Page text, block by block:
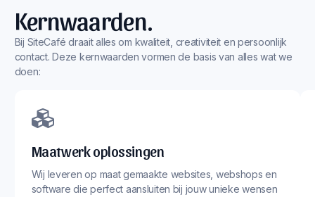
Kernwaarden.
Bij SiteCafé draait alles om kwaliteit, creativiteit en persoonlijk
contact. Deze kernwaarden vormen de basis van alles wat we
doen:
Maatwerk oplossingen
Wij leveren op maat gemaakte websites, webshops en
software die perfect aansluiten bij jouw unieke wensen